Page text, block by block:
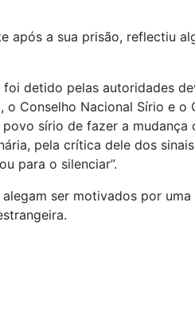
após a sua prisão, reflectiu
detido pelas autoridades
Conselho Nacional Sírio e o
sírio de fazer a
pela crítica dele dos
para o silenciar”.
ser motivados por